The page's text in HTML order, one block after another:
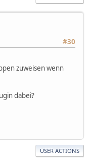
#30
zuweisen wenn
dabei?
USER ACTIONS